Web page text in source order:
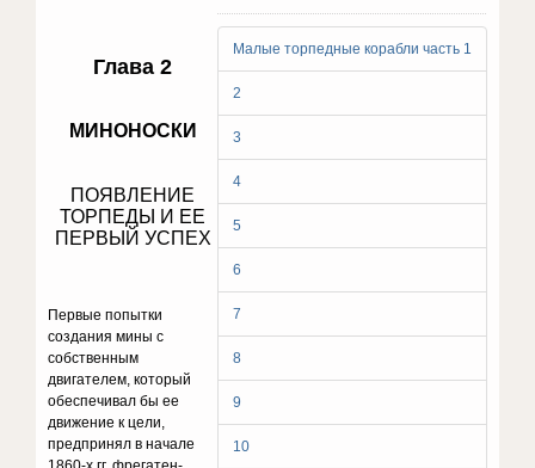
Малые торпедные корабли часть 1
2
3
4
5
6
7
8
9
10
Глава 2
МИНОНОСКИ
ПОЯВЛЕНИЕ
ТОРПЕДЫ И ЕЕ
ПЕРВЫЙ УСПЕХ
Первые попытки
создания мины с
собственным
двигателем, который
обеспечивал бы ее
движение к цели,
предпринял в начале